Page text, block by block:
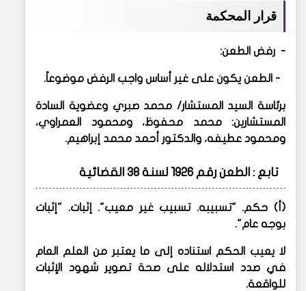
قرار المحكمة
- رفض الطعن:
- الطعن يكون على غير أساس واجب الرفض موضوعاً.
برئاسة السيد المستشار/ محمد صبري وعضوية السادة
المستشارين: محمد محفوظ، ومحمود العمراوي،
ومحمود عطيفه، والدكتور أحمد محمد إبراهيم.
تابع : الطعن رقم 1926 لسنة 38 القضائية
(أ) حكم. "تسبيبه. تسبيب غير معيب". إثبات. "إثبات
بوجه عام".
لا يعيب الحكم استناده إلى ما يعتبر من العلم العام
في صدد استدلاله على صحة تصوير شهود الإثبات
للواقعة.